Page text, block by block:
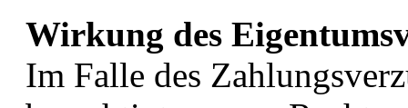
Wirkung des
Im Falle des